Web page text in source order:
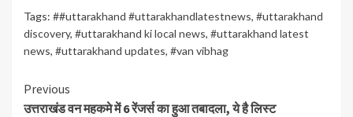
Tags: ##uttarakhand #uttarakhandlatestnews, #uttarakhand
discovery, #uttarakhand ki local news, #uttarakhand latest
news, #uttarakhand updates, #van vibhag
Continue
Previous
उत्तराखंड वन महकमे में 6 रेंजर्स का हुआ तबादला, ये है लिस्ट